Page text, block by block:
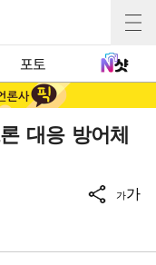
포토
대응 방어체
가가